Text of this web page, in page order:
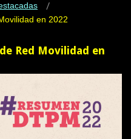
en 2022
Red Movilidad en